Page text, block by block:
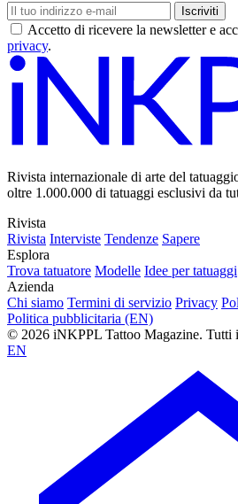
Iscriviti
Accetto di ricevere la newsletter e
privacy.
Rivista internazionale di arte del
oltre 1.000.000 di tatuaggi esclusivi da
Rivista
Rivista Interviste Tendenze Sapere
Esplora
Trova tatuatore Modelle Idee per tatuaggi
Azienda
Chi siamo Termini di servizio Privacy
Politica pubblicitaria (EN)
© 2026 iNKPPL Tattoo Magazine. Tutti
EN